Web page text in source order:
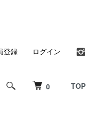
0 TOP
登録 ログイン